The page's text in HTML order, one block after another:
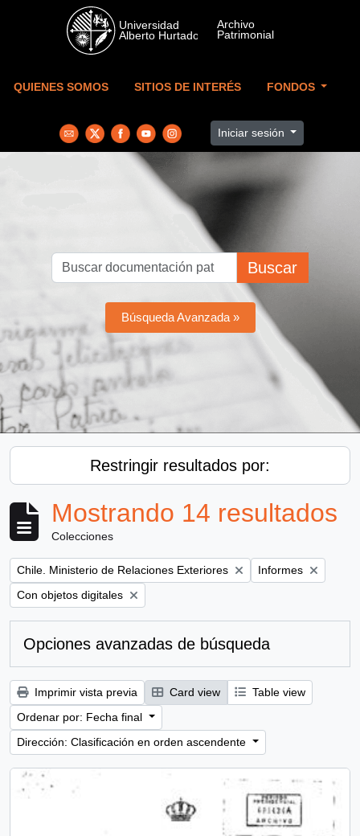
Skip to main content
QUIENES SOMOS SITIOS DE INTERÉS FONDOS
Iniciar sesión
Buscar
Búsqueda Avanzada »
Restringir resultados por:
Mostrando 14 resultados
Colecciones
Remove filter:
Chile. Ministerio de Relaciones Exteriores Remove filter:
Informes
Remove filter:
Con objetos digitales
Opciones avanzadas de búsqueda
Imprimir vista previa Card view
Table view
Ordenar por: Fecha final
Dirección: Clasificación en orden ascendente